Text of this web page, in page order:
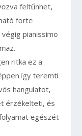
feltűnhet,
forte
pianissimo
ritka ez a
így teremti
hangulatot,
érzékelteti, és
egészét